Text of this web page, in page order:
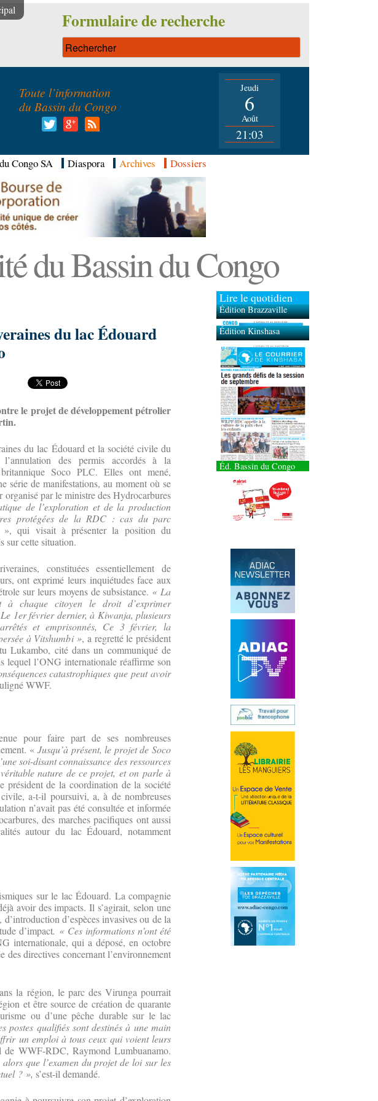
Formulaire de recherche
Toute l’information
du Bassin du Congo
Jeudi
6
Août
21:03
Congo SA Diaspora Archives Dossiers
du Bassin du Congo
du lac Édouard
le projet de développement pétrolier
du lac Édouard et la société civile du
des permis accordés à la
Soco PLC. Elles ont mené,
série de manifestations, au moment où se
organisé par le ministre des Hydrocarbures
de l’exploration et de la production
protégées de la RDC : cas du parc
qui visait à présenter la position du
sur cette situation.
constituées essentiellement de
ont exprimé leurs inquiétudes face aux
sur leurs moyens de subsistance. « La
à chaque citoyen le droit d’exprimer
1er février dernier, à Kiwanja, plusieurs
et emprisonnés, Ce 3 février, la
à Vitshumbi », a regretté le président
Lukambo, cité dans un communiqué de
lequel l’ONG internationale réaffirme son
catastrophiques que peut avoir
WWF.
pour faire part de ses nombreuses
«Jusqu’à présent, le projet de Soco
soi-disant connaissance des ressources
nature de ce projet, et on parle à
président de la coordination de la société
a-t-il poursuivi, a, à de nombreuses
n’avait pas été consultée et informée
des marches pacifiques ont aussi
autour du lac Édouard, notamment
sur le lac Édouard. La compagnie
avoir des impacts. Il s’agirait, selon une
d’espèces invasives ou de la
d’impact. « Ces informations n’ont été
internationale, qui a déposé, en octobre
directives concernant l’environnement
la région, le parc des Virunga pourrait
et être source de création de quarante
ou d’une pêche durable sur le lac
postes qualifiés sont destinés à une main
un emploi à tous ceux qui voient leurs
de WWF-RDC, Raymond Lumbuanamo.
que l’examen du projet de loi sur les
? », s’est-il demandé.
Lire le quotidien
Édition Brazzaville
Édition Kinshasa
Éd. Bassin du Congo